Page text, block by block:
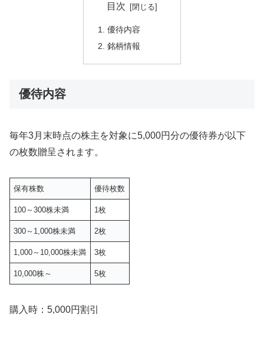
目次
優待内容
銘柄情報
優待内容
毎年3月末時点の株主を対象に5,000円分の優待券が以下
の枚数贈呈されます。
保有株数 優待枚数
100～300株未満 1枚
300～1,000株未満 2枚
1,000～10,000株未満 3枚
10,000株～ 5枚
購入時：5,000円割引